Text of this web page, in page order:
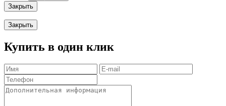
Закрыть
Закрыть
Купить в один клик